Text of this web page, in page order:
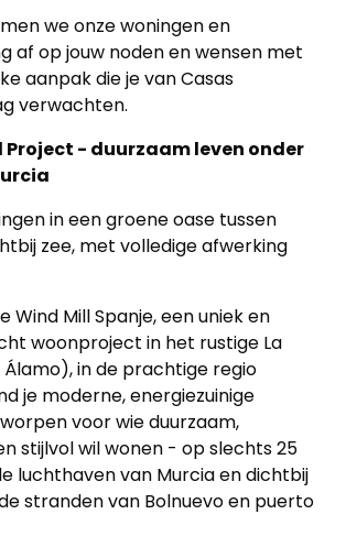
we onze woningen en
af op jouw noden en wensen met
aanpak die je van Casas
verwachten.
Project - duurzaam leven onder
in een groene oase tussen
zee, met volledige afwerking
Wind Mill Spanje, een uniek en
woonproject in het rustige La
Álamo), in de prachtige regio
je moderne, energiezuinige
voor wie duurzaam,
stijlvol wil wonen - op slechts 25
luchthaven van Murcia en dichtbij
stranden van Bolnuevo en puerto